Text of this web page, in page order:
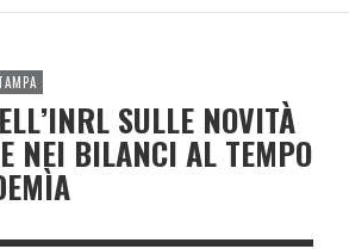
SULLE NOVITÀ
NEI BILANCI AL TEMPO